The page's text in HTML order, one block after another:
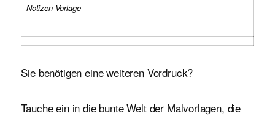
Notizen Vorlage
Sie benötigen eine weiteren Vordruck?
Tauche ein in die bunte Welt der Malvorlagen, die